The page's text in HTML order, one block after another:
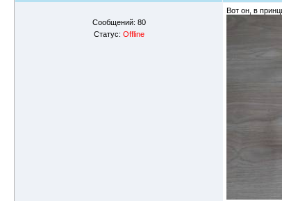
Сообщений: 80
Статус: Offline
Вот он, в